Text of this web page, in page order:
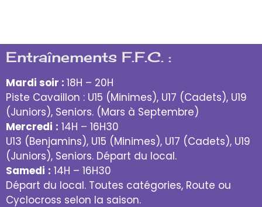
Entraînements F.F.C. :
Mardi soir : 18H – 20H
Piste Cavaillon : U15 (Minimes), U17 (Cadets), U19
(Juniors), Seniors. (Mars à Septembre)
Mercredi : 14H – 16H30
U13 (Benjamins), U15 (Minimes), U17 (Cadets), U19
(Juniors), Seniors. Départ du local.
Samedi : 14H – 16H30
Départ du local. Toutes catégories, Route ou
Cyclocross selon la saison.